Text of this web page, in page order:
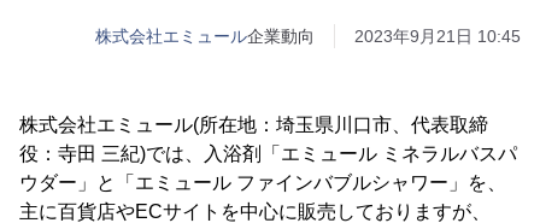
株式会社エミュール企業動向 2023年9月21日 10:45
株式会社エミュール(所在地：埼玉県川口市、代表取締
役：寺田 三紀)では、入浴剤「エミュール ミネラルバスパ
ウダー」と「エミュール ファインバブルシャワー」を、
主に百貨店やECサイトを中心に販売しておりますが、